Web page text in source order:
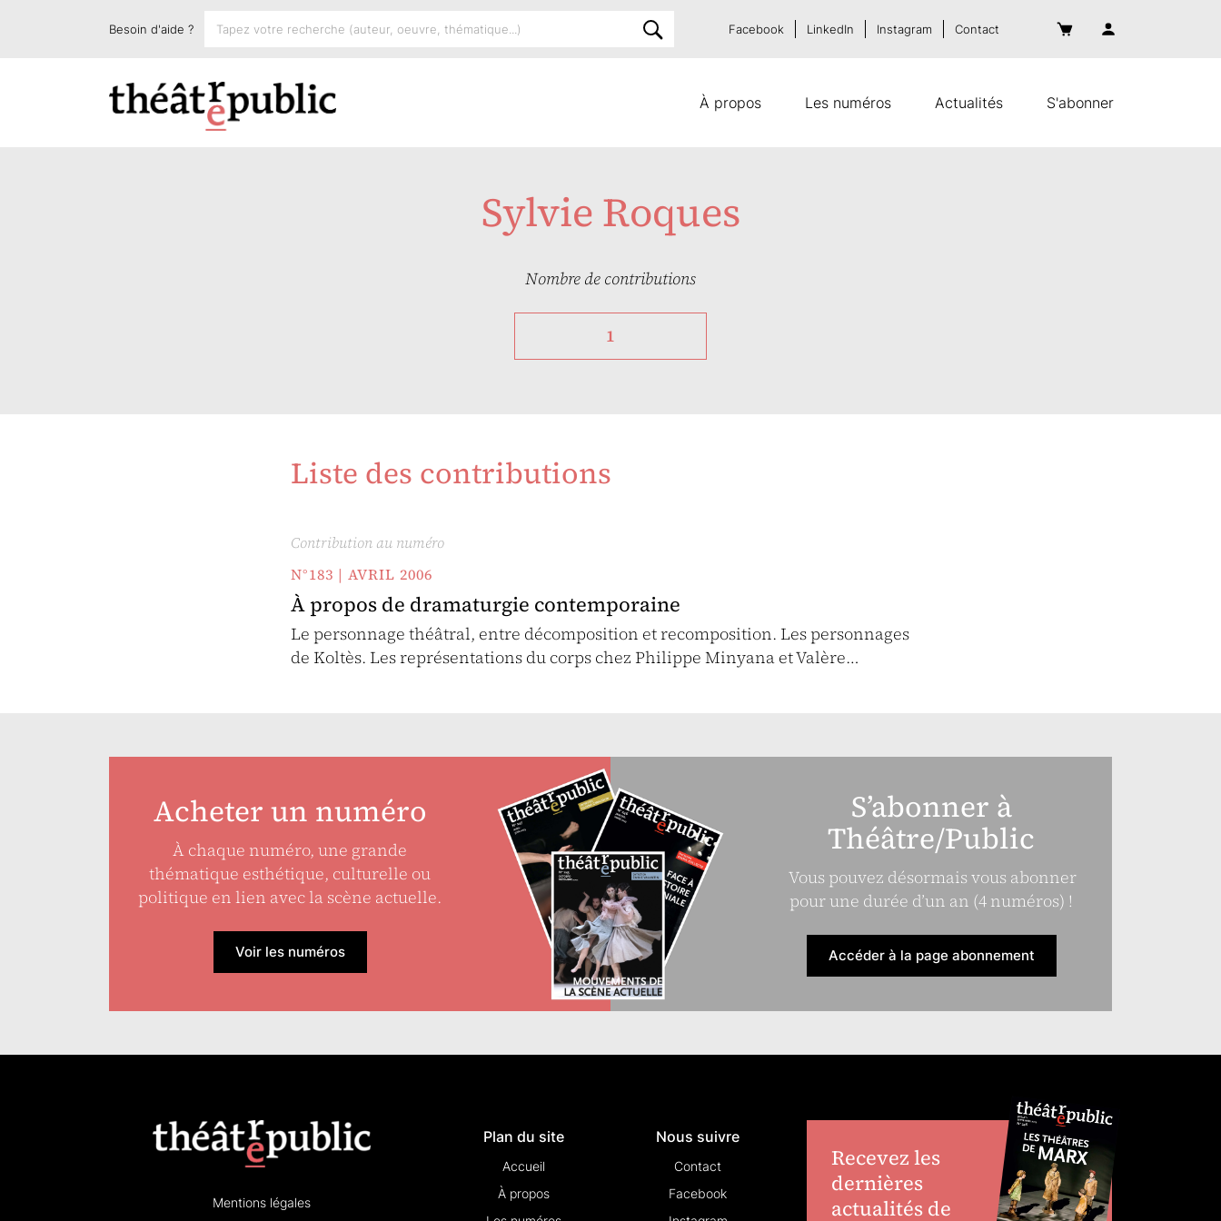
À propos Les numéros Actualités S'abonner
Besoin d'aide ? Facebook LinkedIn Instagram Contact
Sylvie Roques
Nombre de contributions
1
Liste des contributions
Contribution au numéro
N°183 | AVRIL 2006
À propos de dramaturgie contemporaine
Le personnage théâtral, entre décomposition et recomposition. Les personnages
de Koltès. Les représentations du corps chez Philippe Minyana et Valère…
Acheter un numéro
À chaque numéro, une grande
thématique esthétique, culturelle ou
politique en lien avec la scène actuelle.
Voir les numéros
S’abonner à
Théâtre/Public
Vous pouvez désormais vous abonner
pour une durée d’un an (4 numéros) !
Accéder à la page abonnement
Mentions légales
Plan du site
Accueil
À propos
Nous suivre
Contact
Facebook
Recevez les
dernières
actualités de